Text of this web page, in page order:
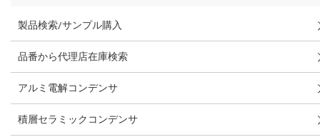
製品検索/サンプル購入
品番から代理店在庫検索
アルミ電解コンデンサ
積層セラミックコンデンサ